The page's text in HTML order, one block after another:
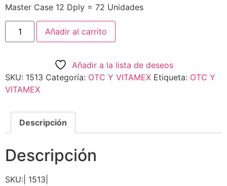
Master Case 12 Dply = 72 Unidades
Añadir al carrito
Añadir a la lista de deseos
SKU: 1513 Categoría: OTC Y VITAMEX Etiqueta: OTC Y
VITAMEX
Descripción
Descripción
SKU:| 1513|